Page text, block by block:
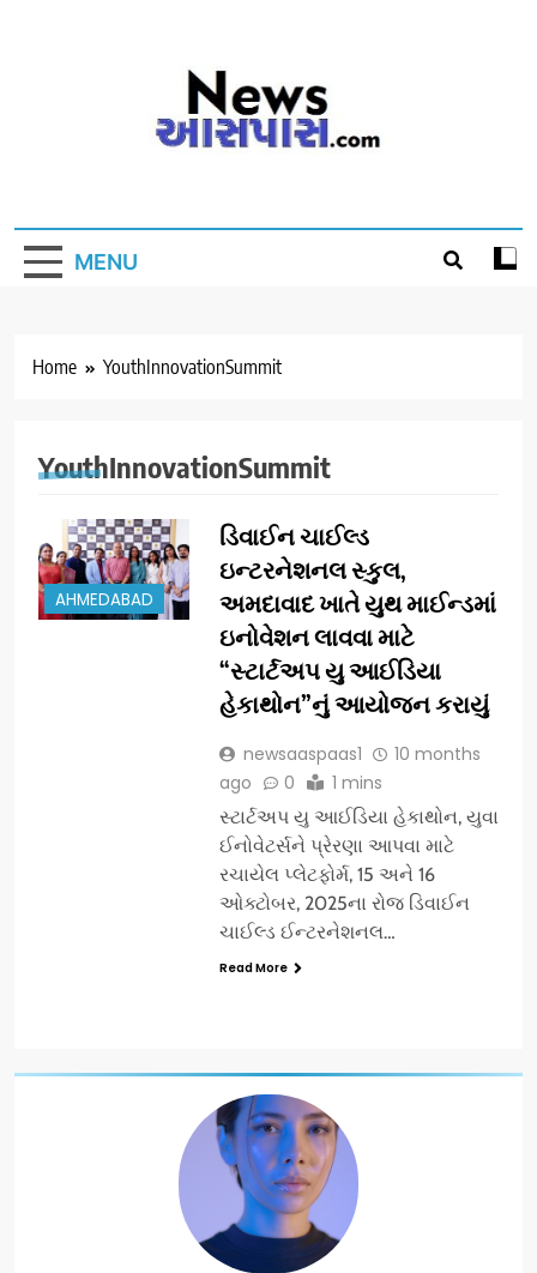
MENU
Home YouthInnovationSummit
YouthInnovationSummit
AHMEDABAD
ડિવાઈન ચાઈલ્ડ
ઇન્ટરનેશનલ સ્કુલ,
અમદાવાદ ખાતે યુથ માઈન્ડમાં
ઇનોવેશન લાવવા માટે
“સ્ટાર્ટઅપ યુ આઈડિયા
હેકાથોન”નું આયોજન કરાયું
newsaaspaas1
10 months
ago
0 1 mins
સ્ટાર્ટઅપ યુ આઈડિયા હેકાથોન, યુવા
ઈનોવેટર્સને પ્રેરણા આપવા માટે
રચાયેલ પ્લેટફોર્મ, 15 અને 16
ઓક્ટોબર, 2025ના રોજ ડિવાઈન
ચાઈલ્ડ ઈન્ટરનેશનલ…
Read More